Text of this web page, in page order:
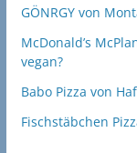
GÖNRGY von
McDonald’s
vegan?
Babo Pizza von
Fischstäbchen